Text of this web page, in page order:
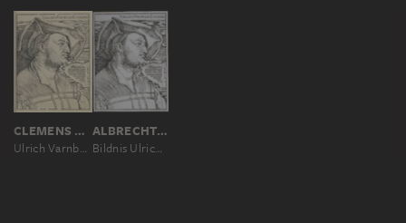
CLEMENS ALOYS HOHWIESNER, NACH ALBRECHT DÜRER
Ulrich Varnbüler
ALBRECHT DÜRER
Bildnis Ulrich Varnbüler